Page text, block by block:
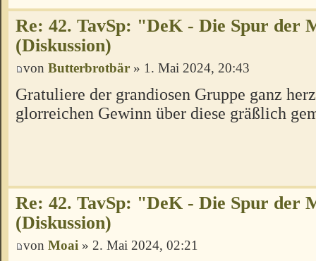
Re: 42. TavSp: "DeK - Die Spur der
(Diskussion)
von Butterbrotbär » 1. Mai 2024, 20:43
Gratuliere der grandiosen Gruppe ganz
glorreichen Gewinn über diese gräßlich
Re: 42. TavSp: "DeK - Die Spur der
(Diskussion)
von Moai » 2. Mai 2024, 02:21